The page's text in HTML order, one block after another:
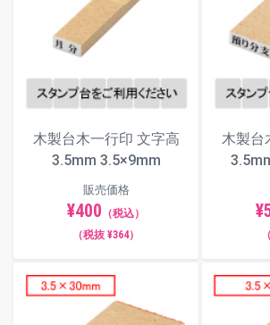
推奨文字数以外でも文字幅や文字間は自動調
編集機能で細かい調整も可能です。
3.5×9 3.5×17.5 3.5×30
4×10 4×20 4×29
4.5×11 4.5×22 4.5×29
6.5×40
7×30
木製台木一行印 文字高
3.5mm 3.5×9mm
販売価格
¥400 （税込）
（税抜 ¥364）
木製台